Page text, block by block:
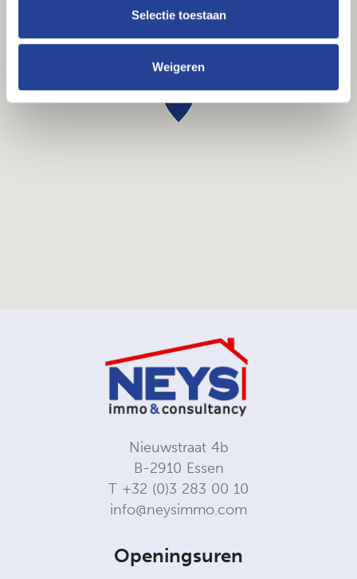
Selectie toestaan
Weigeren
Nieuwstraat 4b
B-2910 Essen
T +32 (0)3 283 00 10
info@neysimmo.com
Openingsuren